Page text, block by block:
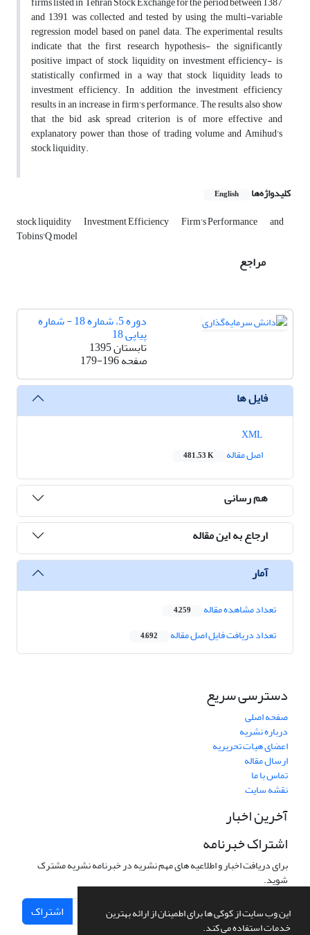
این وب سایت از کوکی ها برای اطمینان از ارائه بهترین
خدمات استفاده می کند.
and 1391 was collected and tested by using the multi-variable
regression model based on panel data. The experimental results
indicate that the first research hypothesis- the significantly
positive impact of stock liquidity on investment efficiency- is
statistically confirmed in a way that stock liquidity leads to
investment efficiency. In addition, the investment efficiency
results in an increase in firm's performance. The results also show
that the bid ask spread criterion is of more effective and
explanatory power than those of trading volume and Amihud's
stock liquidity.
کلیدواژه‌ها English
stock liquidity Investment Efficiency Firm's Performance and
Tobins'Q model
مراجع
دوره 5، شماره 18 - شماره
پیاپی 18
تابستان 1395
صفحه179-196
فایل ها
اصل مقاله
481.53 K
هم رسانی
ارجاع به این مقاله
آمار
تعداد مشاهده مقاله 4,259
تعداد دریافت فایل اصل مقاله 4,692
دسترسی سریع
صفحه اصلی
درباره نشریه
اعضای هیات تحریریه
ارسال مقاله
تماس با ما
نقشه سایت
آخرین اخبار
اشتراک خبرنامه
برای دریافت اخبار و اطلاعیه های مهم نشریه در خبرنامه نشریه مشترک
شوید.
اشتراک